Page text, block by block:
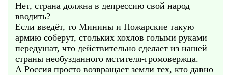
Нет, страна должна в депрессию свой народ
вводить?
Если введёт, то Минины и Пожарские такую
армию соберут, стольких хохлов голыми руками
передушат, что действительно сделает из нашей
страны необузданного мстителя-громовержца.
А Россия просто возвращает земли тех, кто давно